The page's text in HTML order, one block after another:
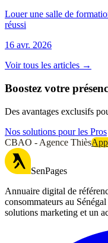
Louer une salle de
réussi
16 avr. 2026
Voir tous les articles →
Boostez votre
Des avantages exclusifs
Nos solutions pour les Pros
CBAO - Agence Thiès
SenPages
Annuaire digital de
consommateurs au
solutions marketing et un